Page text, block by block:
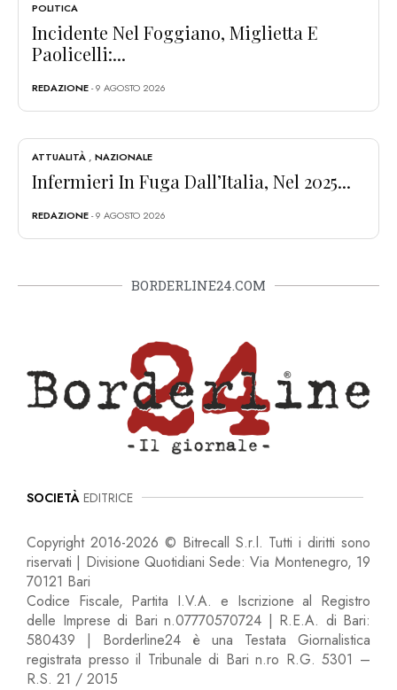
POLITICA
Incidente Nel Foggiano, Miglietta E
Paolicelli:...
REDAZIONE- 9 AGOSTO 2026
ATTUALITÀ , NAZIONALE
Infermieri In Fuga Dall’Italia, Nel 2025...
REDAZIONE- 9 AGOSTO 2026
BORDERLINE24.COM
SOCIETÀ EDITRICE
Copyright 2016-2026 © Bitrecall S.r.l. Tutti i diritti sono
riservati | Divisione Quotidiani Sede: Via Montenegro, 19
70121 Bari
Codice Fiscale, Partita I.V.A. e Iscrizione al Registro
delle Imprese di Bari n.07770570724 | R.E.A. di Bari:
580439 | Borderline24 è una Testata Giornalistica
registrata presso il Tribunale di Bari n.ro R.G. 5301 –
R.S. 21 / 2015